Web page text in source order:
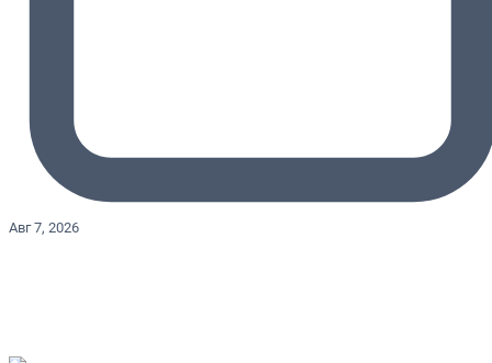
Авг 7, 2026